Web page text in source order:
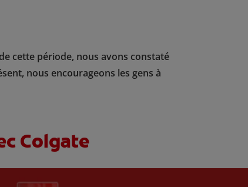
cette période, nous avons constaté
nous encourageons les gens à
Colgate